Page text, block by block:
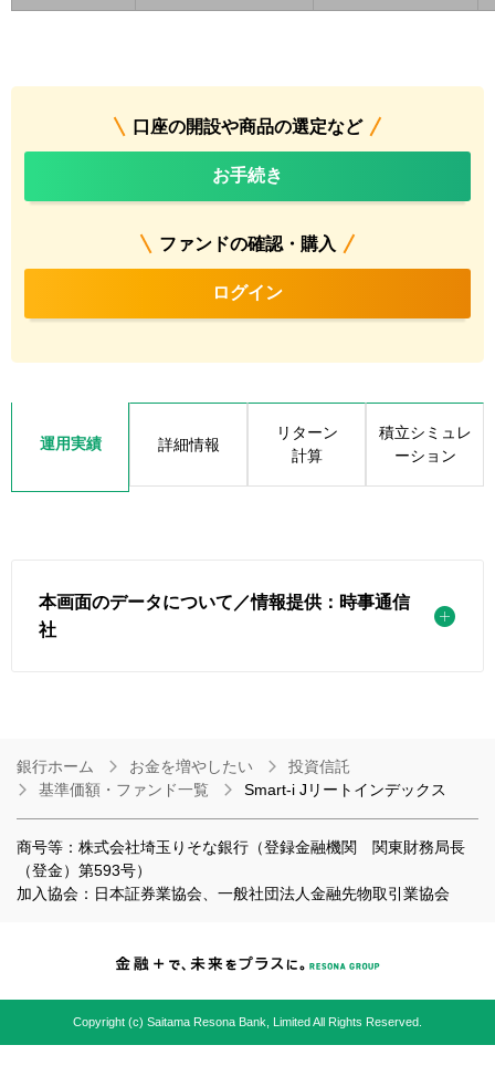
口座の開設や商品の選定など
お手続き
ファンドの確認・購入
ログイン
運用実績 詳細情報
リターン
計算
積立シミュレ
ーション
本画面のデータについて／情報提供：時事通信
社
銀行ホーム お金を増やしたい
投資信託
基準価額・ファンド一覧
Smart-i Jリートインデックス
商号等：株式会社埼玉りそな銀行（登録金融機関 関東財務局長
（登金）第593号）
加入協会：日本証券業協会、一般社団法人金融先物取引業協会
Copyright (c) Saitama Resona Bank, Limited All Rights Reserved.